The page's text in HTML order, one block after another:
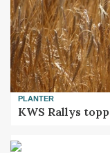
PLANTER
KWS Rallys